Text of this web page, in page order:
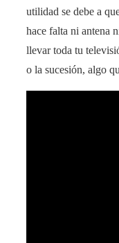
utilidad se debe a
hace falta ni antena
llevar toda tu
o la sucesión, algo